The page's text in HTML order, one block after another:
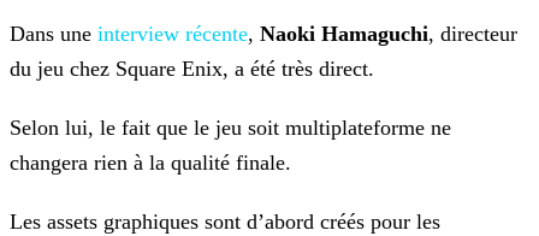
Dans une interview récente, Naoki Hamaguchi, directeur
du jeu chez Square Enix, a été très direct.
Selon lui, le fait que le jeu soit multiplateforme ne
changera rien à la qualité finale.
Les assets graphiques sont d’abord créés pour les